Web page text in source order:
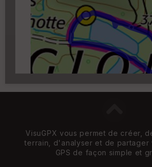
Carroyage UTM
(1km à
zoom 14)
VisuGPX vous permet de créer,
terrain, d'analyser et de partager
GPS de façon simple et